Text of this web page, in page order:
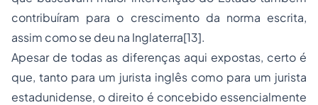
contribuíram para o crescimento da norma escrita,
assim como se deu na Inglaterra[13].
Apesar de todas as diferenças aqui expostas, certo é
que, tanto para um jurista inglês como para um jurista
estadunidense, o direito é concebido essencialmente